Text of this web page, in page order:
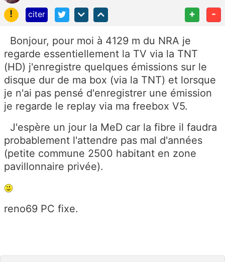
!
citer + -
Bonjour, pour moi à 4129 m du NRA je
regarde essentiellement la TV via la TNT
(HD) j'enregistre quelques émissions sur le
disque dur de ma box (via la TNT) et lorsque
je n'ai pas pensé d'enregistrer une émission
je regarde le replay via ma freebox V5.
J'espère un jour la MeD car la fibre il faudra
probablement l'attendre pas mal d'années
(petite commune 2500 habitant en zone
pavillonnaire privée).
reno69 PC fixe.